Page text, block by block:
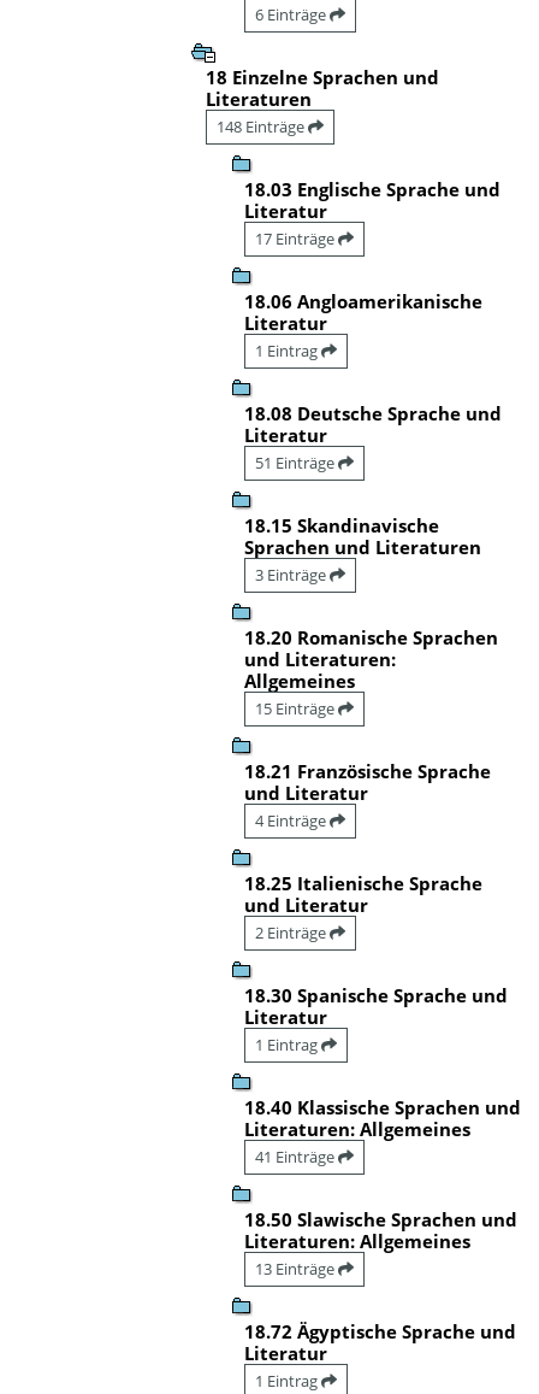
6 Einträge
18 Einzelne Sprachen und
Literaturen
148 Einträge
18.03 Englische Sprache und
Literatur
17 Einträge
18.06 Angloamerikanische
Literatur
1 Eintrag
18.08 Deutsche Sprache und
Literatur
51 Einträge
18.15 Skandinavische
Sprachen und Literaturen
3 Einträge
18.20 Romanische Sprachen
und Literaturen:
Allgemeines
15 Einträge
18.21 Französische Sprache
und Literatur
4 Einträge
18.25 Italienische Sprache
und Literatur
2 Einträge
18.30 Spanische Sprache und
Literatur
1 Eintrag
18.40 Klassische Sprachen und
Literaturen: Allgemeines
41 Einträge
18.50 Slawische Sprachen und
Literaturen: Allgemeines
13 Einträge
18.72 Ägyptische Sprache und
Literatur
1 Eintrag